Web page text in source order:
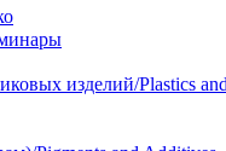
изделий/Plastics